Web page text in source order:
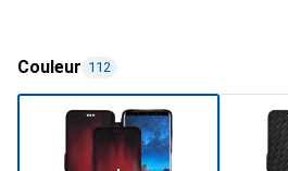
Couleur 112